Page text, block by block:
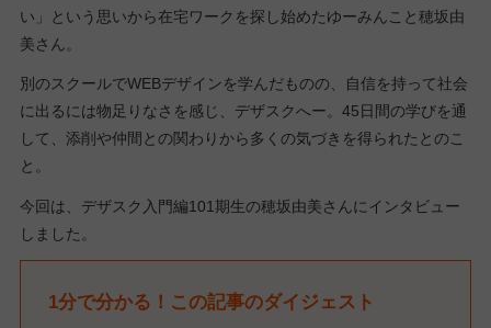
い」という思いから在宅ワークを探し始めたゆーみんこと穂坂由
美さん。
別のスクールでWEBデザインを学んだものの、自信を持って社会
に出るには物足りなさを感じ、デザスクへー。45日間の学びを通
して、添削や仲間との関わりから多くの気づきを得られたとのこ
と。
今回は、デザスク入門編101期生の穂坂由美さんにインタビュー
しました。
1分で分かる！この記事のダイジェスト